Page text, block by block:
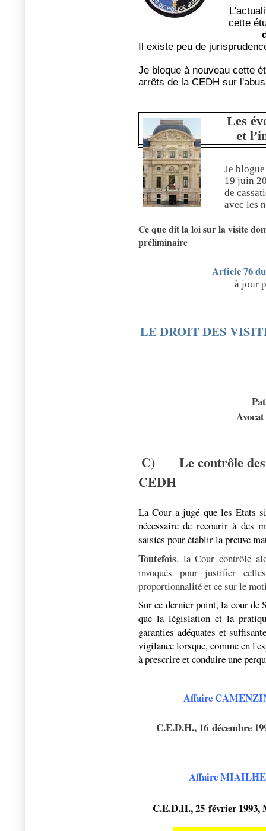
cette
Il existe peu de
Je bloque à nouveau cette
arrêts de la CEDH sur
Les
et
Je
19 juin
de
avec les
Ce que dit la loi sur la visite
préliminaire
Article 76
à jour
LE DROIT DES
C)
Le contrôle
CEDH
La Cour a jugé que les Etats
nécessaire de recourir à des
saisies pour établir la preuve
Toutefois, la Cour contrôle
invoqués pour justifier
proportionnalité et ce sur le
Sur ce dernier point, la cour de
que la législation et la
garanties adéquates et
vigilance lorsque, comme en
à prescrire et conduire une
Affaire
C.E.D.H., 16 décembre
Affaire MIAILHE
C.E.D.H., 25 février 1993,